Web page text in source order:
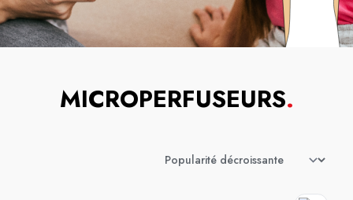
MICROPERFUSEURS.